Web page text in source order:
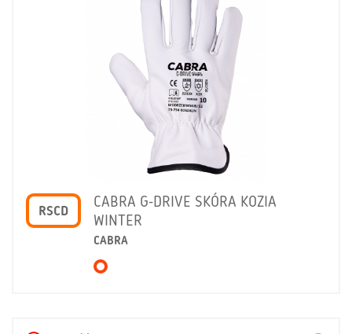
RSCD
CABRA G-DRIVE SKÓRA KOZIA
WINTER
CABRA